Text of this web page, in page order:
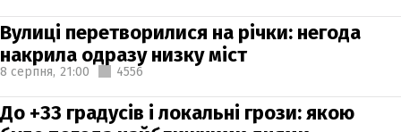
Вулиці перетворилися на річки: негода
накрила одразу низку міст
8 серпня, 21:00 4556
До +33 градусів і локальні грози: якою